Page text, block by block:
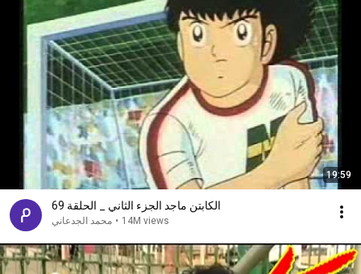
19:59
الكابتن ماجد الجزء الثاني _ الحلقة 69
محمد الجدعاني • 14M views